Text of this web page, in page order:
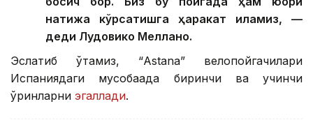
натижа кўрсатишга ҳаракат қиламиз, —
деди Лудовико Меллано.
Эслатиб ўтамиз, “Аstana” велопойгачилари
Испаниядаги мусобақада биринчи ва учинчи
ўринларни эгаллади.